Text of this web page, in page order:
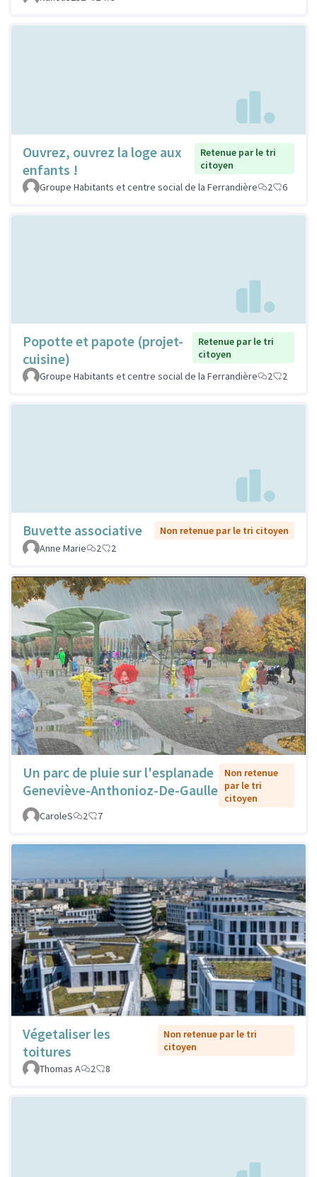
Ouvrez, ouvrez la loge aux
enfants !
Retenue par le tri
citoyen
Groupe Habitants et centre social de la Ferrandière
2 6
Popotte et papote (projet-
cuisine)
Retenue par le tri
citoyen
Groupe Habitants et centre social de la Ferrandière
2 2
Buvette associative
Non retenue par le tri citoyen
Anne Marie
2 2
Un parc de pluie sur l'esplanade
Geneviève-Anthonioz-De-Gaulle
Non retenue
par le tri
citoyen
CaroleS
2 7
Végetaliser les
toitures
Non retenue par le tri
citoyen
Thomas A
2 8